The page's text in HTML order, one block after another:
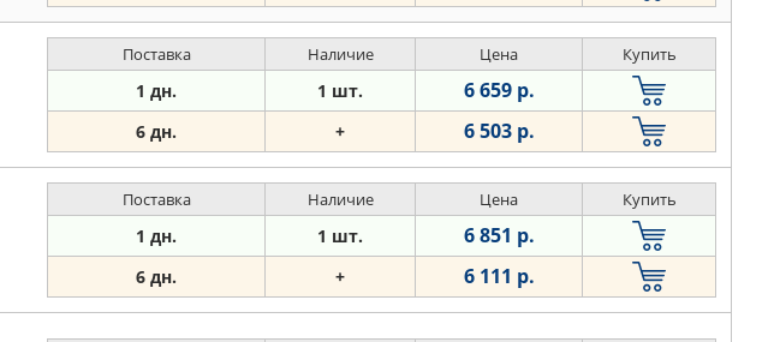
Поставка Наличие Цена Купить
1 дн. 1 шт. 6 659 р.
6 дн. + 6 503 р.
Поставка Наличие Цена Купить
1 дн. 1 шт. 6 851 р.
6 дн. + 6 111 р.